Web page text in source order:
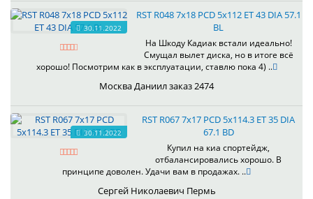
30.11.2022
RST R048 7x18 PCD 5x112 ET 43 DIA 57.1
BL
На Шкоду Кадиак встали идеально!
Смущал вылет диска, но в итоге всё
хорошо! Посмотрим как в эксплуатации, ставлю пока 4) ..
Москва Даниил заказ 2474
30.11.2022
RST R067 7x17 PCD 5x114.3 ET 35 DIA
67.1 BD
Купил на киа спортейдж,
отбалансировались хорошо. В
принципе доволен. Удачи вам в продажах. ..
Сергей Николаевич Пермь